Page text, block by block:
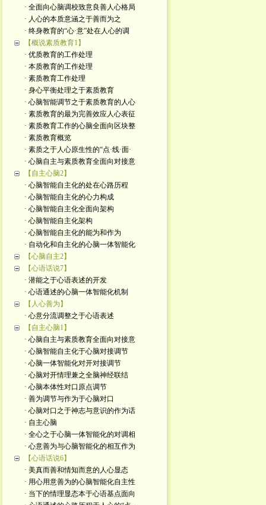
· 全面向心脑调校致意良善人心格局
· 人心的本质意涵之于善而为之
· 终身教育的“心·意”处在人心的调
【概说素质教育1】
· 优质教育的工作处理
· 本质教育的工作处理
· 素质教育工作处理
· 身心平衡处理之于素质教育
· 心脑智能调节之于素质教育的人心
· 素质教育的最为完善效应人心表征
· 素质教育工作的心脑全面向区块整
· 素质教育概览
· 素质之于人心原生性的“点·线·面·
· 心脑自主与素质教育全面向对接意
【自主心脑2】
· 心脑智能自主化的处在心路历程
· 心脑智能自主化的心力构成
· 心脑智能自主化全面向架构
· 心脑智能自主化架构
· 心脑智能自主化的能为和作为
· 自动化和自主化的心脑一体智能化
【心脑自主2】
【心语话说7】
· 潜能之于心语表述的开发
· 心语通述的心脑一体智能化机制
【人心善为】
· 心意分流调整之于心语表述
【自主心脑1】
· 心脑自主与素质教育全面向对接意
· 心脑智能自主化于心脑对接调节
· 心脑一体智能化对开对接调节
· 心脑对开情理兼之全脑神经联结
· 心脑本体性对口原点调节
· 善为调节与作为于心脑对口
· 心脑对口之于神志与意识的作为话
· 自主心脑
· 全心之于心脑一体智能化的对调相
· 心意善为与心脑智能化的相互作为
【心语话说6】
· 美真而善和情知而意的人心显态
· 用心用意善为的心脑智能化自主性
· 当下的情理显态本于心语基点面向